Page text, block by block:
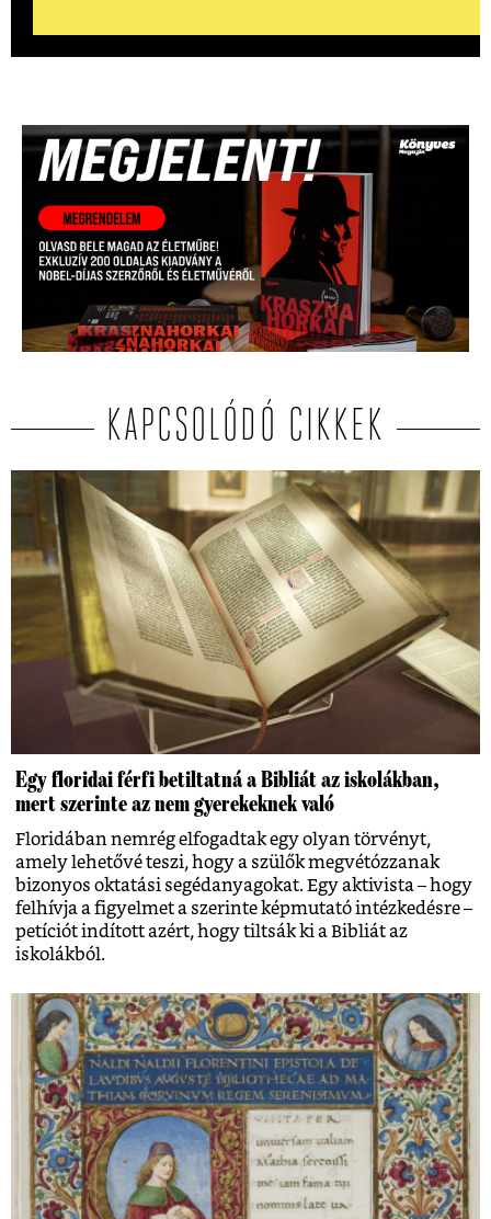
KAPCSOLÓDÓ CIKKEK
Egy floridai férfi betiltatná a Bibliát az iskolákban,
mert szerinte az nem gyerekeknek való
Floridában nemrég elfogadtak egy olyan törvényt,
amely lehetővé teszi, hogy a szülők megvétózzanak
bizonyos oktatási segédanyagokat. Egy aktivista – hogy
felhívja a figyelmet a szerinte képmutató intézkedésre –
petíciót indított azért, hogy tiltsák ki a Bibliát az
iskolákból.